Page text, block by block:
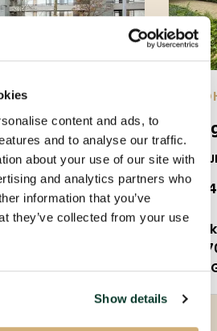
content and ads, to
and to analyse our traffic.
about your use of our site with
and analytics partners who
information that you’ve
they’ve collected from your use
Show details
2026
€